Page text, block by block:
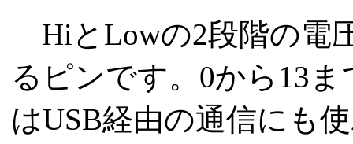
HiとLowの2段階の電
るピンです。0から13
はUSB経由の通信にも